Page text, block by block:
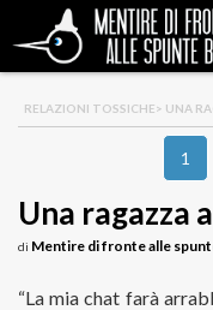
RELAZIONI TOSSICHE> UNA
1
Una ragazza
di Mentire di fronte alle
“La mia chat farà